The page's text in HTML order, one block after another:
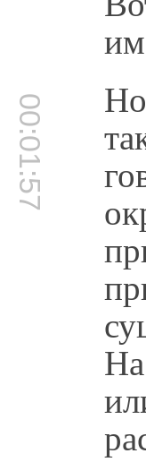
00:01:57